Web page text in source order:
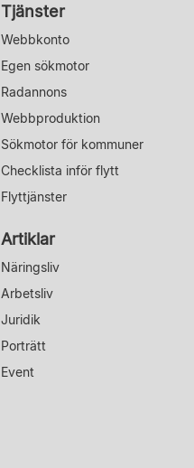
Tjänster
Webbkonto
Egen sökmotor
Radannons
Webbproduktion
Sökmotor för kommuner
Checklista inför flytt
Flyttjänster
Artiklar
Näringsliv
Arbetsliv
Juridik
Porträtt
Event